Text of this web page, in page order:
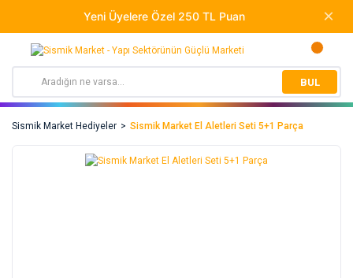
BUL
Sismik Market Hediyeler Sismik Market El Aletleri Seti 5+1 Parça